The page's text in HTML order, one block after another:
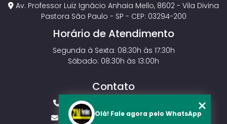
Av. Professor Luiz Ignácio Anhaia Mello, 8602 - Vila Divina
Pastora São Paulo - SP - CEP: 03294-200
Horário de Atendimento
Segunda à Sexta: 08:30h às 17:30h
Sábado: 08:30h às 13:00h
Contato
(11) 2143-4826
vendas.zmportoes@gmail.com
Olá! Fale agora pelo WhatsApp